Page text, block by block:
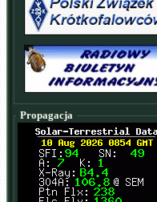
Propagacja